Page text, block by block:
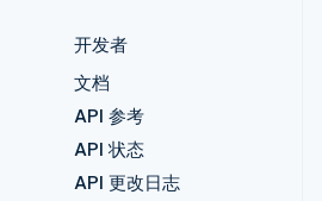
开发者
文档
API 参考
API 状态
API 更改日志